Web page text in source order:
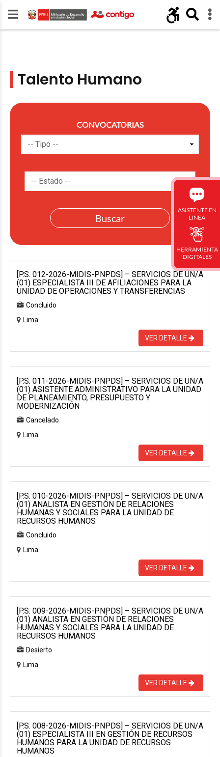
Talento Humano
CONVOCATORIAS
[P.S. 012-2026-MIDIS-PNPDS] – SERVICIOS DE UN/A
(01) ESPECIALISTA III DE AFILIACIONES PARA LA
UNIDAD DE OPERACIONES Y TRANSFERENCIAS
Concluido
Lima
VER DETALLE
[P.S. 011-2026-MIDIS-PNPDS] – SERVICIOS DE UN/A
(01) ASISTENTE ADMINISTRATIVO PARA LA UNIDAD
DE PLANEAMIENTO, PRESUPUESTO Y
MODERNIZACIÓN
Cancelado
Lima
VER DETALLE
[P.S. 010-2026-MIDIS-PNPDS] – SERVICIOS DE UN/A
(01) ANALISTA EN GESTIÓN DE RELACIONES
HUMANAS Y SOCIALES PARA LA UNIDAD DE
RECURSOS HUMANOS
Concluido
Lima
VER DETALLE
[P.S. 009-2026-MIDIS-PNPDS] – SERVICIOS DE UN/A
(01) ANALISTA EN GESTIÓN DE RELACIONES
HUMANAS Y SOCIALES PARA LA UNIDAD DE
RECURSOS HUMANOS
Desierto
Lima
VER DETALLE
[P.S. 008-2026-MIDIS-PNPDS] – SERVICIOS DE UN/A
(01) ESPECIALISTA III EN GESTIÓN DE RECURSOS
HUMANOS PARA LA UNIDAD DE RECURSOS
HUMANOS
ASISTENTE EN
LINEA
HERRAMIENTA
DIGITALES